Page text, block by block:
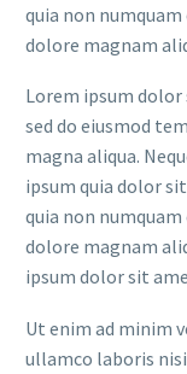
quia non
dolore magnam
Lorem ipsum
sed do eiusmod
magna aliqua.
ipsum quia dolor
quia non
dolore magnam
ipsum dolor sit
Ut enim ad minim
ullamco laboris